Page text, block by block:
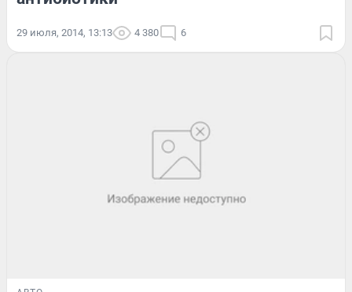
29 июля, 2014, 13:13 4 380 6